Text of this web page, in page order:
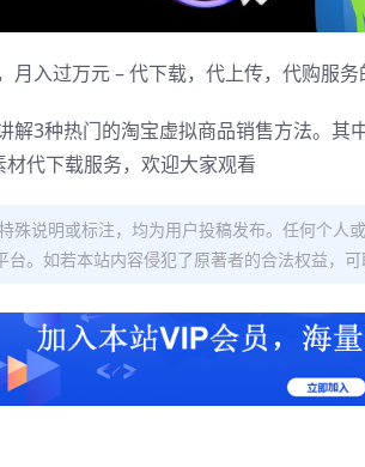
月入过万元 – 代下载，代上传，代购服
解3种热门的淘宝虚拟商品销售方法。
代下载服务，欢迎大家观看
殊说明或标注，均为用户投稿发布。任何个
。如若本站内容侵犯了原著者的合法权益，可